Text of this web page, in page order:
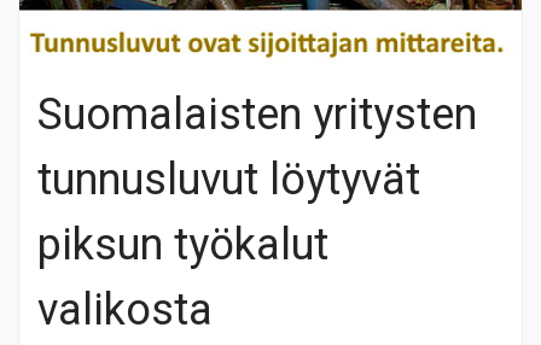
Suomalaisten yritysten
tunnusluvut löytyvät
piksun työkalut
valikosta